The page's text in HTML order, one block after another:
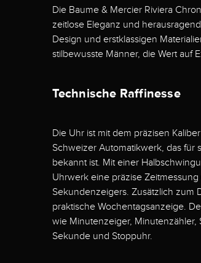
Die Baume & Mercier Riviera
zeitlose Eleganz und
Design und erstklassigen
stilbewusste Männer, die Wert auf
Technische Raffinesse
Die Uhr ist mit dem präzisen
Schweizer Automatikwerk, das für
bekannt ist. Mit einer
Uhrwerk eine präzise
Sekundenzeigers. Zusätzlich zum
praktische Wochentagsanzeige.
wie Minutenzeiger,
Sekunde und Stoppuhr.